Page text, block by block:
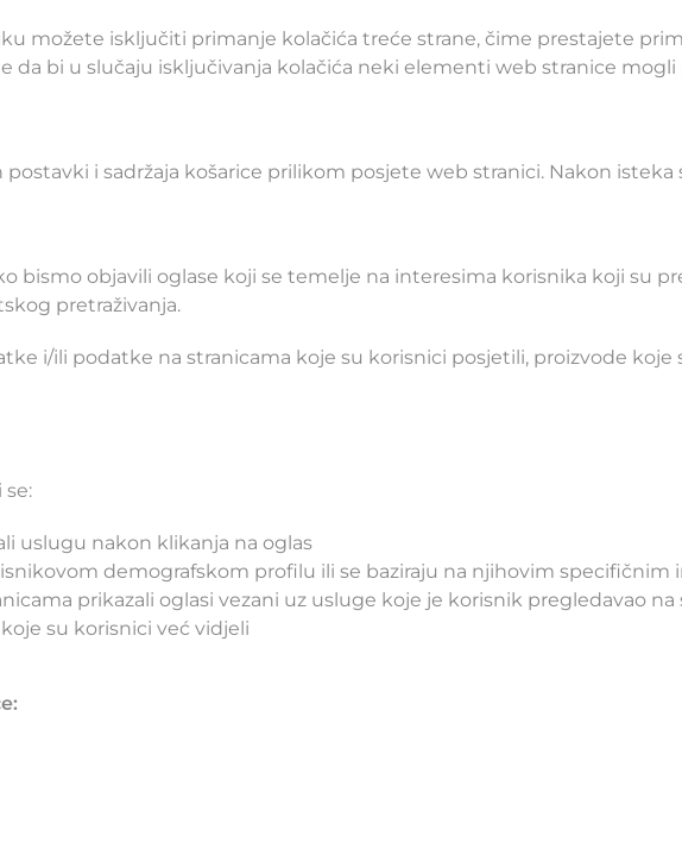
možete isključiti primanje kolačića treće strane, čime prestajete
da bi u slučaju isključivanja kolačića neki elementi web stranice
i sadržaja košarice prilikom posjete web stranici. Nakon isteka
bismo objavili oglase koji se temelje na interesima korisnika koji su
pretraživanja.
i/ili podatke na stranicama koje su korisnici posjetili, proizvode koje
se:
uslugu nakon klikanja na oglas
demografskom profilu ili se baziraju na njihovim
prikazali oglasi vezani uz usluge koje je korisnik pregledavao na
su korisnici već vidjeli